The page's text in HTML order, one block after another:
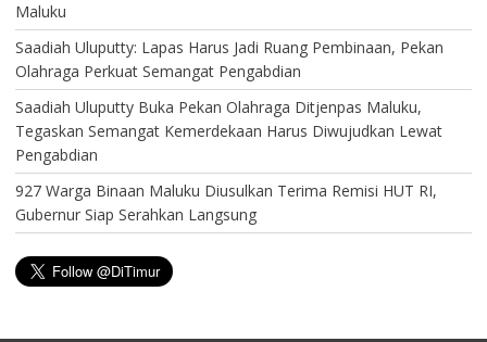
Maluku
Saadiah Uluputty: Lapas Harus Jadi Ruang Pembinaan, Pekan
Olahraga Perkuat Semangat Pengabdian
Saadiah Uluputty Buka Pekan Olahraga Ditjenpas Maluku,
Tegaskan Semangat Kemerdekaan Harus Diwujudkan Lewat
Pengabdian
927 Warga Binaan Maluku Diusulkan Terima Remisi HUT RI,
Gubernur Siap Serahkan Langsung